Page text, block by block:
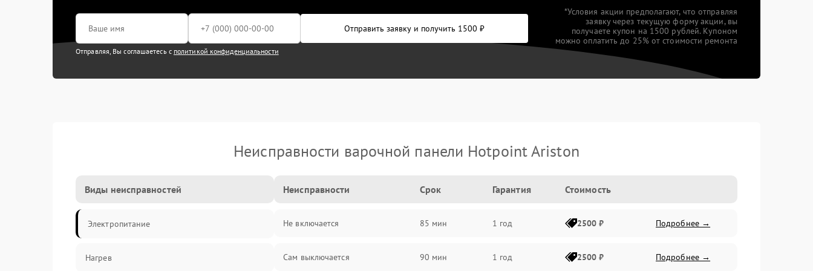
Отправить заявку и получить 1500 ₽
Отправляя, Вы соглашаетесь с политикой конфиденциальности
*Условия акции предполагают, что отправляя
заявку через текущую форму акции, вы
получаете купон на 1500 рублей. Купоном
можно оплатить до 25% от стоимости ремонта
Неисправности варочной панели Hotpoint Ariston
Виды неисправностей
Электропитание
Нагрев
Неисправности Срок Гарантия Стоимость
Не включается 85 мин 1 год 2500 ₽ Подробнее →
Сам выключается 90 мин 1 год 2500 ₽ Подробнее →